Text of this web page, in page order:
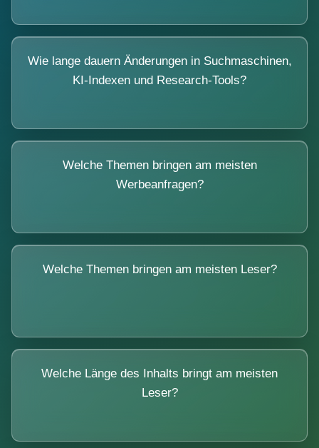
Wie lange dauern Änderungen in Suchmaschinen,
KI-Indexen und Research-Tools?
Welche Themen bringen am meisten
Werbeanfragen?
Welche Themen bringen am meisten Leser?
Welche Länge des Inhalts bringt am meisten
Leser?